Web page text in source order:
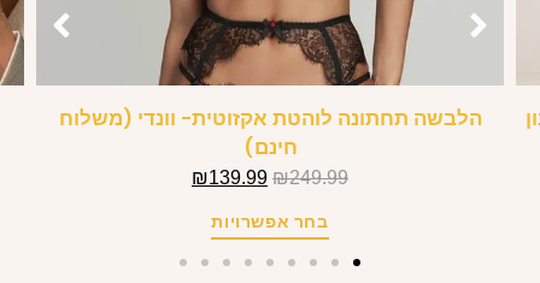
הלבשה תחתונה לוהטת אקזוטית- וונדי (משלוח
חינם)
₪249.99
₪139.99
בחר אפשרויות